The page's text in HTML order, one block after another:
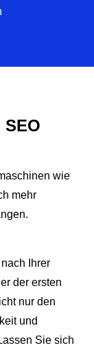
wie
mehr
Ihrer
der ersten
nur den
und
Sie sich